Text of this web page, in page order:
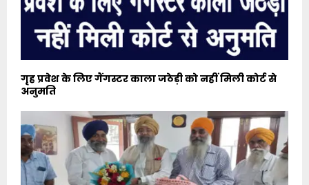
गृह प्रवेश के लिए गैंगस्टर काला जठेड़ी को नहीं मिली कोर्ट से
अनुमति